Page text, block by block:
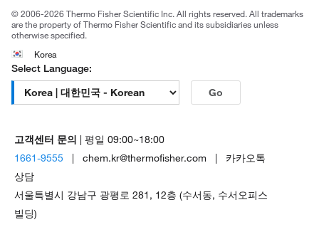
© 2006-2026 Thermo Fisher Scientific Inc. All rights reserved. All trademarks
are the property of Thermo Fisher Scientific and its subsidiaries unless
otherwise specified.
Korea
Select Language:
Go
고객센터 문의
| 평일 09:00~18:00
1661-9555 | chem.kr@thermofisher.com | 카카오톡
상담
서울특별시 강남구 광평로 281, 12층 (수서동, 수서오피스
빌딩)